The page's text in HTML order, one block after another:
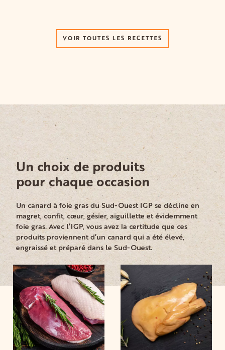
VOIR TOUTES LES RECETTES
Un choix de produits
pour chaque occasion
Un canard à foie gras du Sud-Ouest IGP se décline en
magret, confit, cœur, gésier, aiguillette et évidemment
foie gras. Avec l’IGP, vous avez la certitude que ces
produits proviennent d’un canard qui a été élevé,
engraissé et préparé dans le Sud-Ouest.